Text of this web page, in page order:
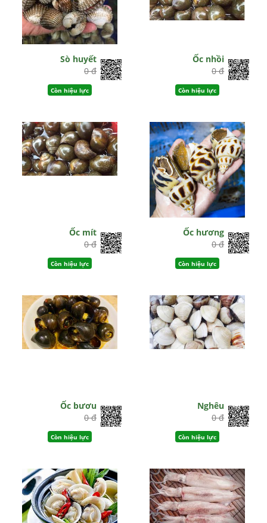
Sò huyết
0 đ
Còn hiệu lực
Ốc nhồi
0 đ
Còn hiệu lực
Ốc mít
0 đ
Còn hiệu lực
Ốc hương
0 đ
Còn hiệu lực
Ốc bươu
0 đ
Còn hiệu lực
Nghêu
0 đ
Còn hiệu lực